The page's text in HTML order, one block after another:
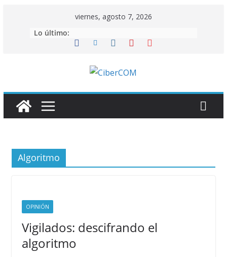
viernes, agosto 7, 2026
Lo último:
Algoritmo
OPINIÓN
Vigilados: descifrando el
algoritmo